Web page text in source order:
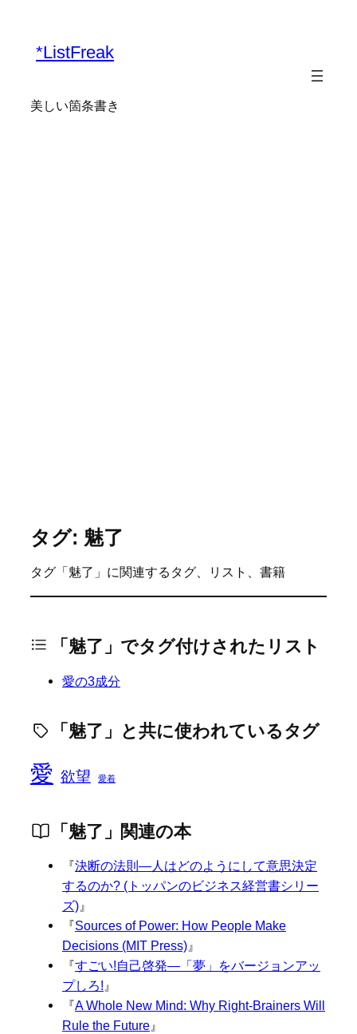
*ListFreak
美しい箇条書き
タグ: 魅了
タグ「魅了」に関連するタグ、リスト、書籍
「魅了」でタグ付けされたリスト
愛の3成分
「魅了」と共に使われているタグ
愛 欲望 愛着
「魅了」関連の本
『決断の法則―人はどのようにして意思決定
するのか? (トッパンのビジネス経営書シリー
ズ) 』
『Sources of Power: How People Make
Decisions (MIT Press) 』
『すごい!自己啓発—「夢」をバージョンアッ
プしろ! 』
『A Whole New Mind: Why Right-Brainers Will
Rule the Future 』